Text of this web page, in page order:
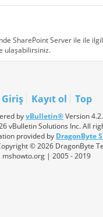
SharePoint Server ile ile
ulaşabilirsiniz.
Giriş Kayıt ol Top
byvBulletin®Version
vBulletin Solutions Inc. All
provided by DragonByte
© 2026 DragonByte
mshowto.org | 2005 - 2019